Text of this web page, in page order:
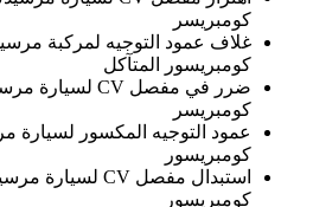
كومبريسر
كومبريسور المتآكل
كومبريسر
كومبريسور
كومبريسور